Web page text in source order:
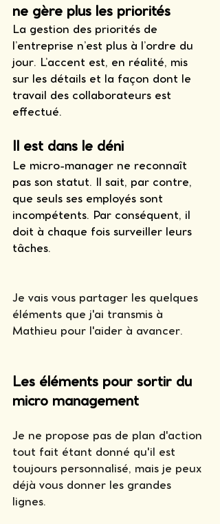
ne gère plus les priorités
La gestion des priorités de
l’entreprise n’est plus à l’ordre du
jour. L’accent est, en réalité, mis
sur les détails et la façon dont le
travail des collaborateurs est
effectué.
Il est dans le déni
Le micro-manager ne reconnaît
pas son statut. Il sait, par contre,
que seuls ses employés sont
incompétents. Par conséquent, il
doit à chaque fois surveiller leurs
tâches.
Je vais vous partager les quelques
éléments que j'ai transmis à
Mathieu pour l'aider à avancer.
Les éléments pour sortir du
micro management
Je ne propose pas de plan d'action
tout fait étant donné qu'il est
toujours personnalisé, mais je peux
déjà vous donner les grandes
lignes.